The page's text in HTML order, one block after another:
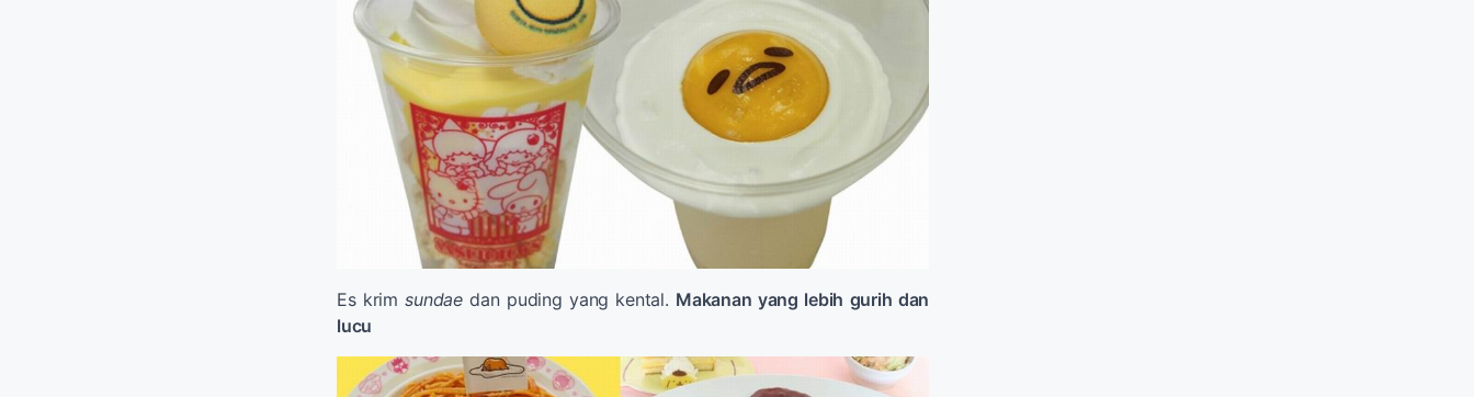
Es krimsundaedan puding yang kental. Makanan yang lebih gurih dan
lucu